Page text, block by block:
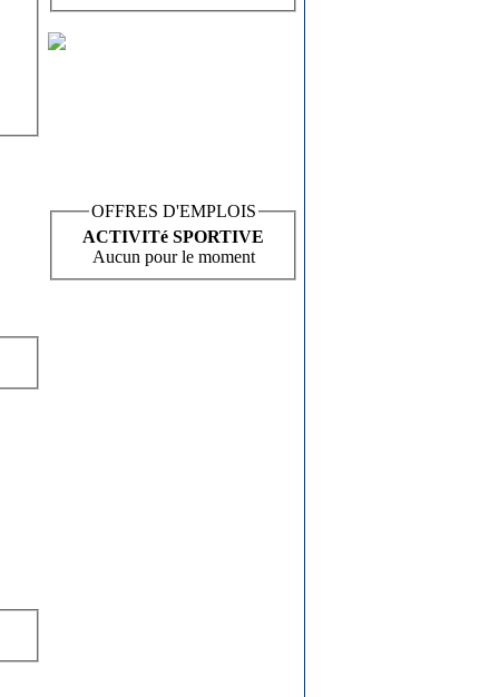
OFFRES D'EMPLOIS
ACTIVITé SPORTIVE
Aucun pour le moment